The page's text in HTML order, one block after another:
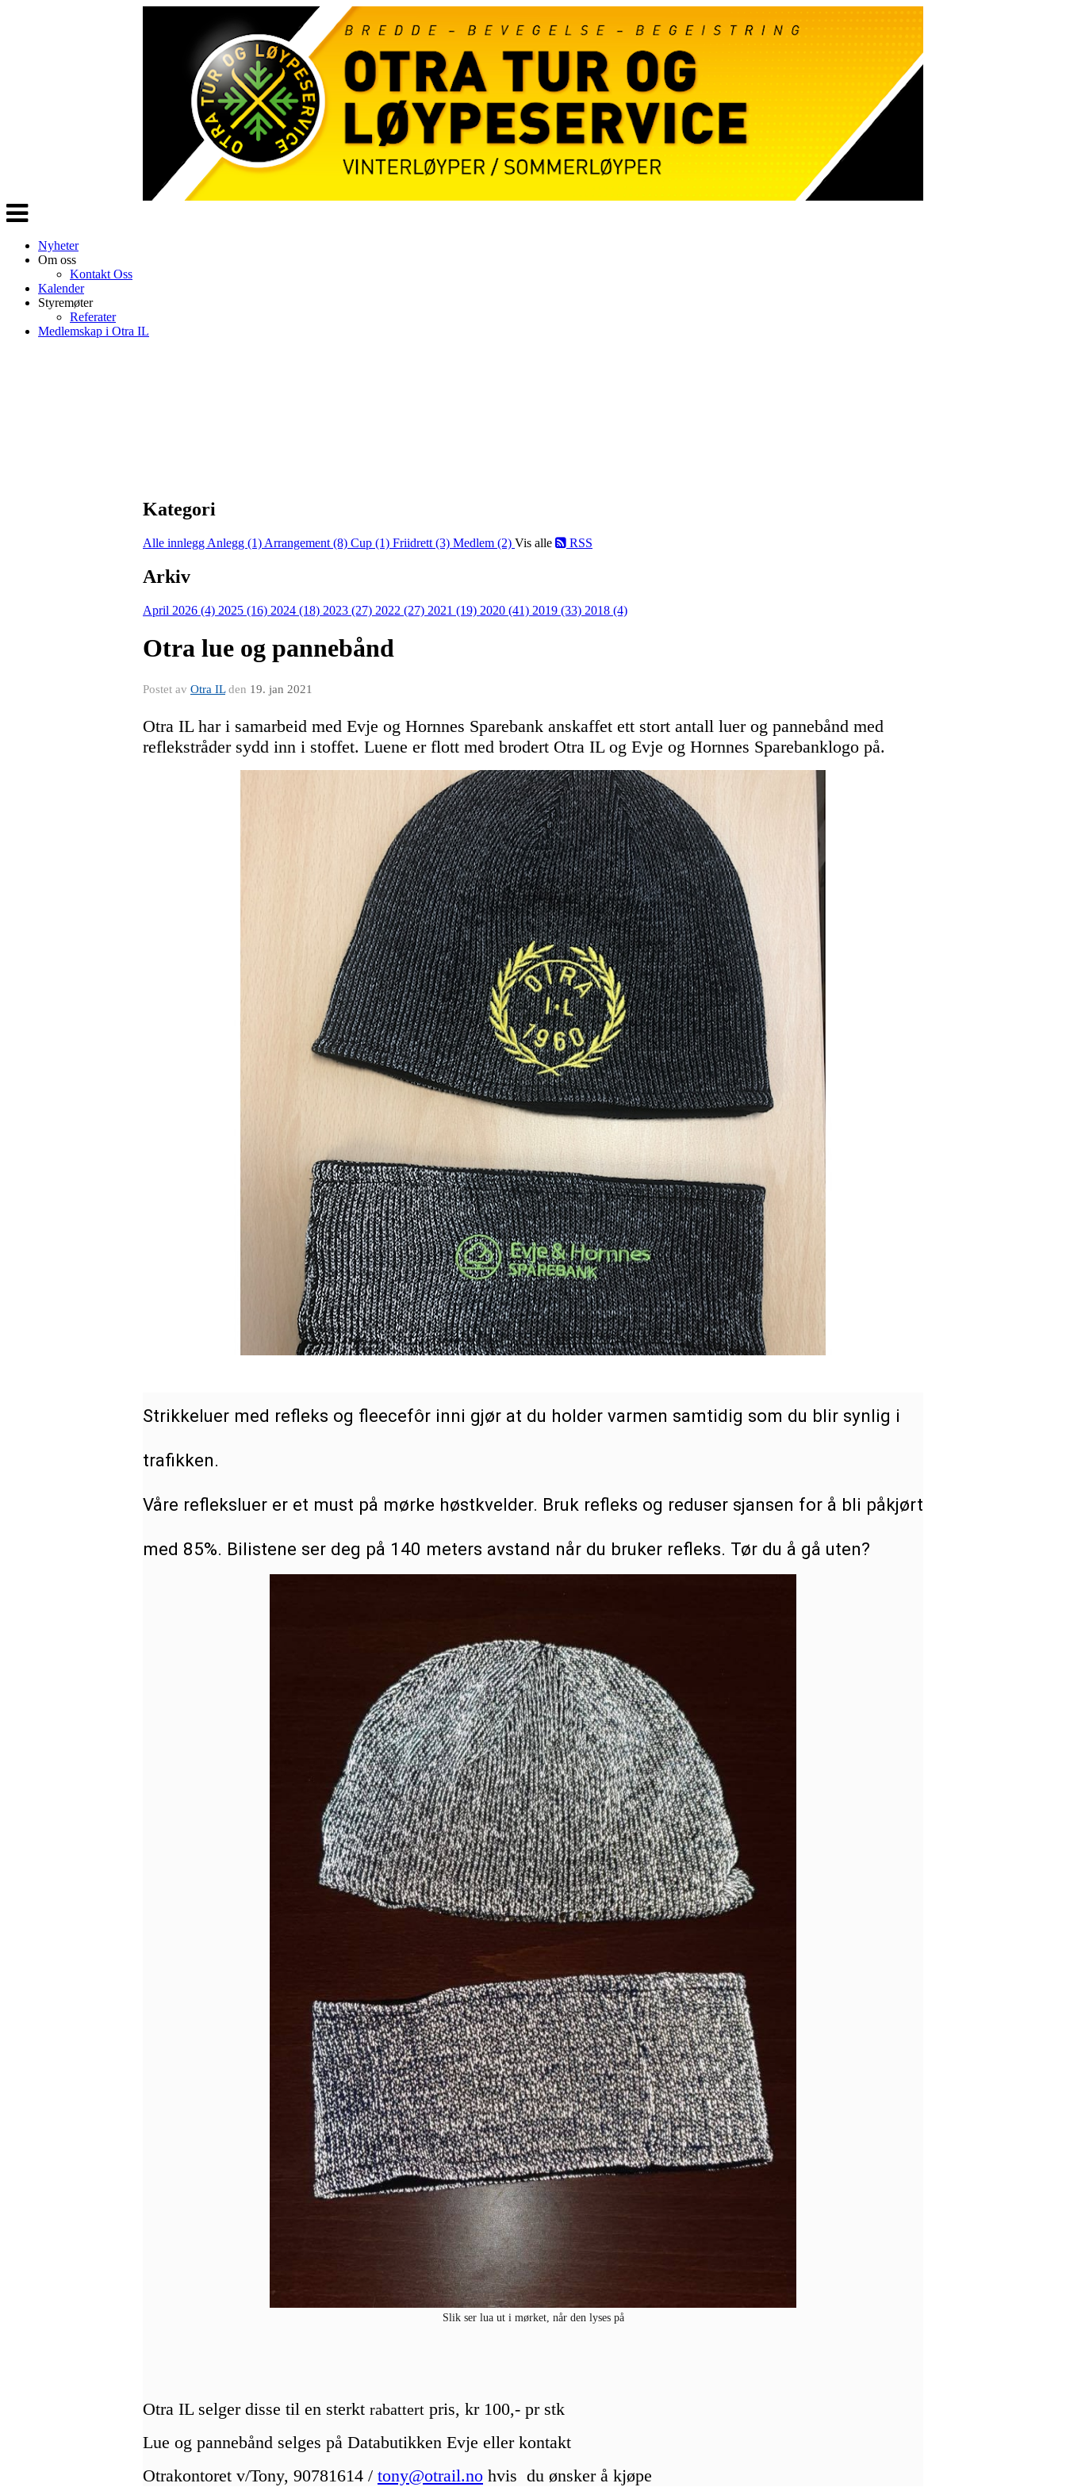
Veksle
navigasjon
Nyheter
Om oss
Kontakt Oss
Kalender
Styremøter
Referater
Medlemskap i Otra IL
Kategori
Alle innlegg Anlegg (1) Arrangement (8) Cup (1) Friidrett (3) Medlem (2) Vis alle RSS
Arkiv
April 2026 (4) 2025 (16) 2024 (18) 2023 (27) 2022 (27) 2021 (19) 2020 (41) 2019 (33) 2018 (4)
Otra lue og pannebånd
Postet av Otra ILden 19. jan 2021
Otra IL har i samarbeid med Evje og Hornnes Sparebank anskaffet ett stort antall luer og pannebånd med
reflekstråder sydd inn i stoffet. Luene er flott med brodert Otra IL og Evje og Hornnes Sparebanklogo på.
Strikkeluer med refleks og fleecefôr inni gjør at du holder varmen samtidig som du blir synlig i
trafikken.
Våre refleksluer er et must på mørke høstkvelder. Bruk refleks og reduser sjansen for å bli påkjørt
med 85%. Bilistene ser deg på 140 meters avstand når du bruker refleks. Tør du å gå uten?
Slik ser lua ut i mørket, når den lyses på
Otra IL selger disse til en sterkt rabattert pris, kr 100,- pr stk
Lue og pannebånd selges på Databutikken Evje eller kontakt
Otrakontoret v/Tony, 90781614 / tony@otrail.no hvis du ønsker å kjøpe